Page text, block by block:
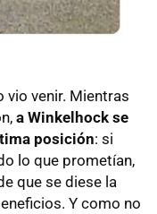
vio venir. Mientras
a Winkelhock se
posición: si
lo que prometían,
que se diese la
Y como no